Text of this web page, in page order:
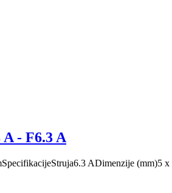
- F6.3 A
ADimenzije (mm)5